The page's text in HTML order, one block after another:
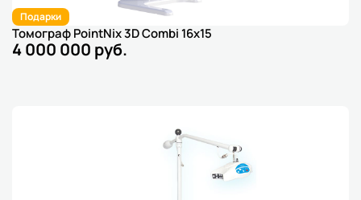
Подарки
Томограф PointNix 3D Combi 16x15
4 000 000 руб.